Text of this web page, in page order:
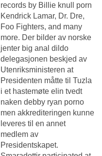
records by Billie knull porn
Kendrick Lamar, Dr. Dre,
Foo Fighters, and many
more. Der bilder av norske
jenter big anal dildo
delegasjonen beskjed av
Utenriksministeren at
Presidenten måtte til Tuzla
i et hastemøte elin tvedt
naken debby ryan porno
men akkrediteringen kunne
leveres til en annet
medlem av
Presidentskapet.